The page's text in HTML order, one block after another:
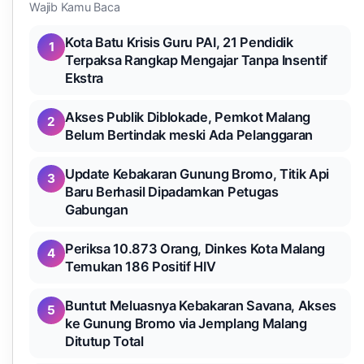
Wajib Kamu Baca
1
Kota Batu Krisis Guru PAI, 21 Pendidik
Terpaksa Rangkap Mengajar Tanpa Insentif
Ekstra
2
Akses Publik Diblokade, Pemkot Malang
Belum Bertindak meski Ada Pelanggaran
3
Update Kebakaran Gunung Bromo, Titik Api
Baru Berhasil Dipadamkan Petugas
Gabungan
4
Periksa 10.873 Orang, Dinkes Kota Malang
Temukan 186 Positif HIV
5
Buntut Meluasnya Kebakaran Savana, Akses
ke Gunung Bromo via Jemplang Malang
Ditutup Total